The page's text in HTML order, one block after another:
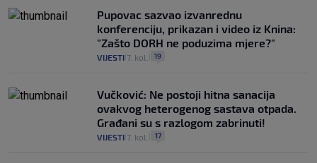
Pupovac sazvao izvanrednu
konferenciju, prikazan i video iz Knina:
"Zašto DORH ne poduzima mjere?"
VIJESTI 7. kol. 19
Vučković: Ne postoji hitna sanacija
ovakvog heterogenog sastava otpada.
Građani su s razlogom zabrinuti!
VIJESTI 7. kol. 17